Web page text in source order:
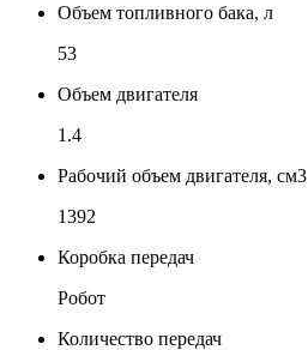
Объем топливного бака, л
53
Объем двигателя
1.4
Рабочий объем двигателя, см3
1392
Коробка передач
Робот
Количество передач